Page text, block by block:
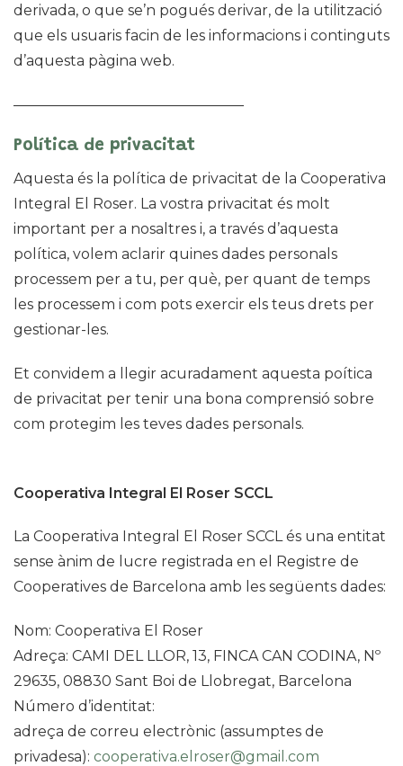
derivada, o que se’n pogués derivar, de la utilització
que els usuaris facin de les informacions i continguts
d’aquesta pàgina web.
————————————————
Política de privacitat
Aquesta és la política de privacitat de la Cooperativa
Integral El Roser. La vostra privacitat és molt
important per a nosaltres i, a través d’aquesta
política, volem aclarir quines dades personals
processem per a tu, per què, per quant de temps
les processem i com pots exercir els teus drets per
gestionar-les.
Et convidem a llegir acuradament aquesta poítica
de privacitat per tenir una bona comprensió sobre
com protegim les teves dades personals.
Cooperativa Integral El Roser SCCL
La Cooperativa Integral El Roser SCCL és una entitat
sense ànim de lucre registrada en el Registre de
Cooperatives de Barcelona amb les següents dades:
Nom: Cooperativa El Roser
Adreça: CAMI DEL LLOR, 13, FINCA CAN CODINA, Nº
29635, 08830 Sant Boi de Llobregat, Barcelona
Número d’identitat:
adreça de correu electrònic (assumptes de
privadesa): cooperativa.elroser@gmail.com